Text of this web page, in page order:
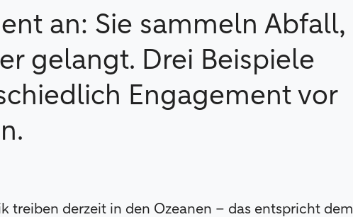
an: Sie sammeln Abfall,
gelangt. Drei Beispiele
Engagement vor
treiben derzeit in den Ozeanen – das entspricht dem